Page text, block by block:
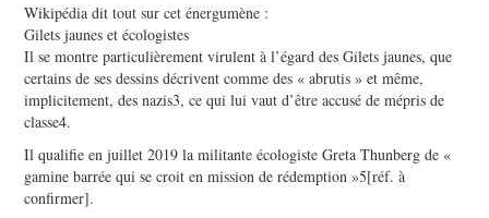
Wikipédia dit tout sur cet énergumène :
Gilets jaunes et écologistes
Il se montre particulièrement virulent à l’égard des Gilets jaunes, que
certains de ses dessins décrivent comme des « abrutis » et même,
implicitement, des nazis3, ce qui lui vaut d’être accusé de mépris de
classe4.
Il qualifie en juillet 2019 la militante écologiste Greta Thunberg de «
gamine barrée qui se croit en mission de rédemption »5[réf. à
confirmer].